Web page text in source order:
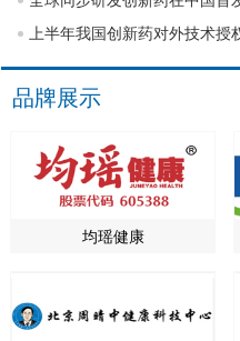
上半年我国创新药对外技术授
品牌展示
均瑶健康